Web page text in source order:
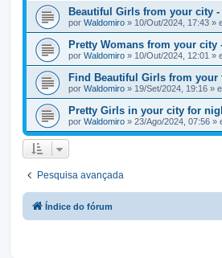
Beautiful Girls from your city
por Waldomiro » 10/Out/2024, 17:43 »
Pretty Womans from your city
por Waldomiro » 10/Out/2024, 12:01 »
Find Beautiful Girls from
por Waldomiro » 19/Set/2024, 19:16 »
Pretty Girls in your city for
por Waldomiro » 23/Ago/2024, 07:56 »
Pesquisa avançada
Índice do fórum